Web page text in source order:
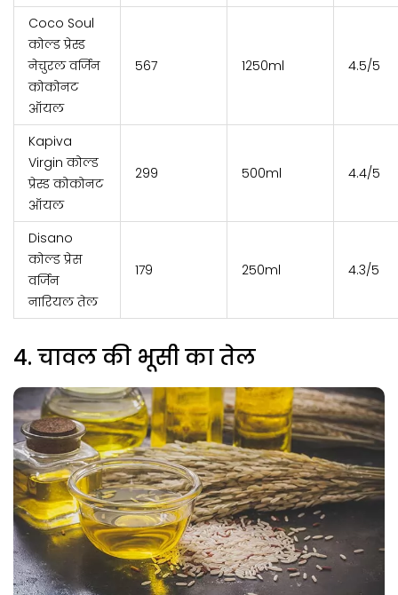
Coco Soul
कोल्ड प्रेस्ड
नेचुरल वर्जिन
कोकोनट
ऑयल
₹567 1250ml 4.5/5
Kapiva
Virgin कोल्ड
प्रेस्ड कोकोनट
ऑयल
₹299 500ml 4.4/5
Disano
कोल्ड प्रेस
वर्जिन
नारियल तेल
₹179 250ml 4.3/5
4. चावल की भूसी का तेल